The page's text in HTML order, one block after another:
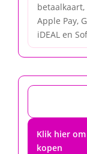
betaalkaart,
Apple Pay,
iDEAL en
Klik hier
kopen